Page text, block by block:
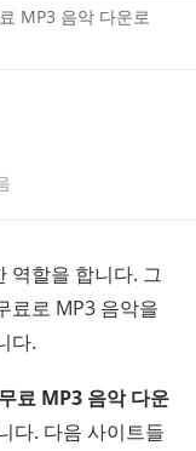
MP3 음악 다운로
역할을 합니다. 그
료로 MP3 음악을
다.
무료 MP3 음악 다운
다. 다음 사이트들